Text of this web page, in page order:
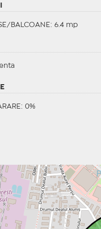
BALCOANE: 6.4 mp
0%